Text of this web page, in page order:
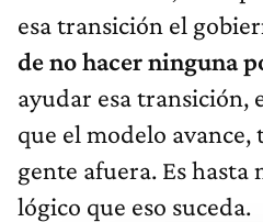
esa transición el
de no hacer ninguna
ayudar esa transición,
que el modelo avance,
gente afuera. Es hasta
lógico que eso suceda.